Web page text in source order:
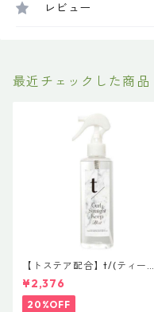
レビュー
最近チェックした商品
【トステア配合】t/(ティース
ラッシュ) ヘアケア＆スタイ
リングキープを同時に叶える
洗い流さないトリートメント
¥2,376
20%OFF